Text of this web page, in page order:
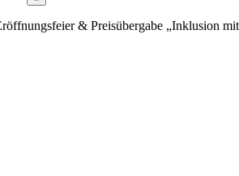
& Preisübergabe „Inklusion